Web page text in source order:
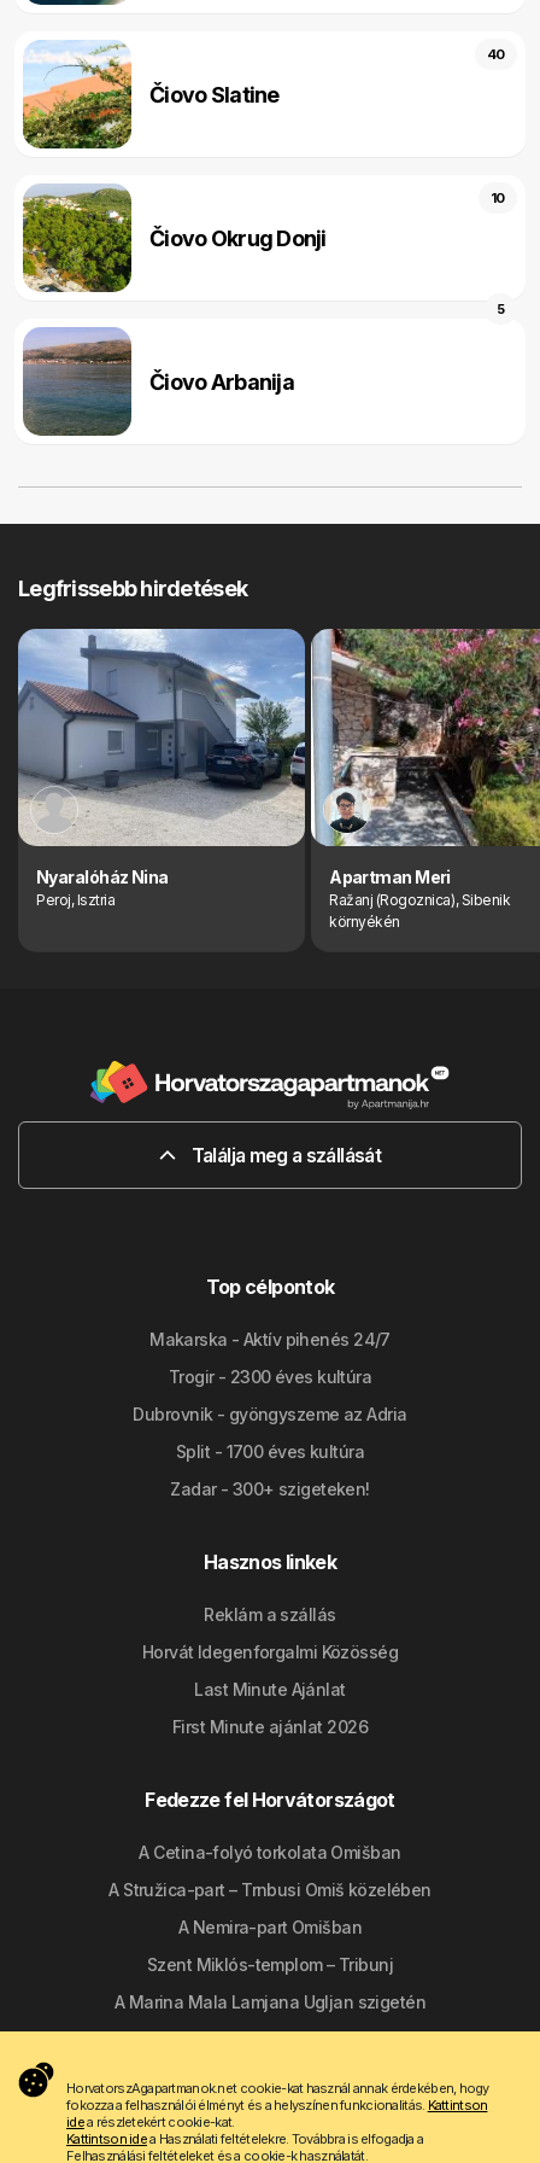
Čiovo Slatine
40
Čiovo Okrug Donji
10
Čiovo Arbanija
5
Legfrissebb hirdetések
Nyaralóház Nina
Peroj, Isztria
Apartman Meri
Ražanj (Rogoznica), Sibenik
környékén
Találja meg a szállását
Top célpontok
Makarska - Aktív pihenés 24/7
Trogir - 2300 éves kultúra
Dubrovnik - gyöngyszeme az Adria
Split - 1700 éves kultúra
Zadar - 300+ szigeteken!
Hasznos linkek
Reklám a szállás
Horvát Idegenforgalmi Közösség
Last Minute Ajánlat
First Minute ajánlat 2026
Fedezze fel Horvátországot
A Cetina-folyó torkolata Omišban
A Stružica-part – Trnbusi Omiš közelében
A Nemira-part Omišban
Szent Miklós-templom – Tribunj
A Marina Mala Lamjana Ugljan szigetén
HorvatorszAgapartmanok.net cookie-kat használ annak érdekében, hogy
fokozza a felhasználói élményt és a helyszínen funkcionalitás. Kattintson
idea részletekért cookie-kat.
Kattintson idea Használati feltételekre. Továbbra is elfogadja a
Felhasználási feltételeket és a cookie-k használatát.